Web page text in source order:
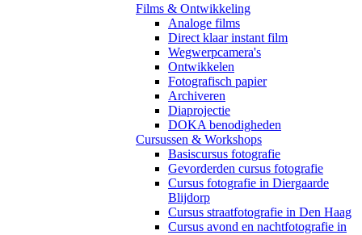
Films & Ontwikkeling
Analoge films
Direct klaar instant film
Wegwerpcamera's
Ontwikkelen
Fotografisch papier
Archiveren
Diaprojectie
DOKA benodigheden
Cursussen & Workshops
Basiscursus fotografie
Gevorderden cursus fotografie
Cursus fotografie in Diergaarde
Blijdorp
Cursus straatfotografie in Den Haag
Cursus avond en nachtfotografie in